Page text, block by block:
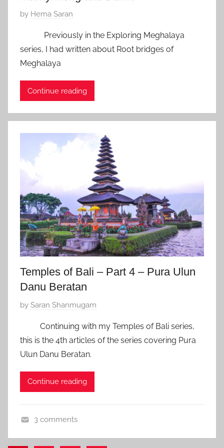
8P
t
e
d
a
u
y
2
4
,
2
1
by Hema Saran
Previously in the Exploring Meghalaya
series, I had written about Root bridges of
Meghalaya
Continue reading
Temples of Bali – Part 4 – Pura Ulun
Danu Beratan
P
t
e
d
a
by Saran Shanmugam
Continuing with my Temples of Bali series,
this is the 4th articles of the series covering Pura
Ulun Danu Beratan.
Continue reading
n
3 comments